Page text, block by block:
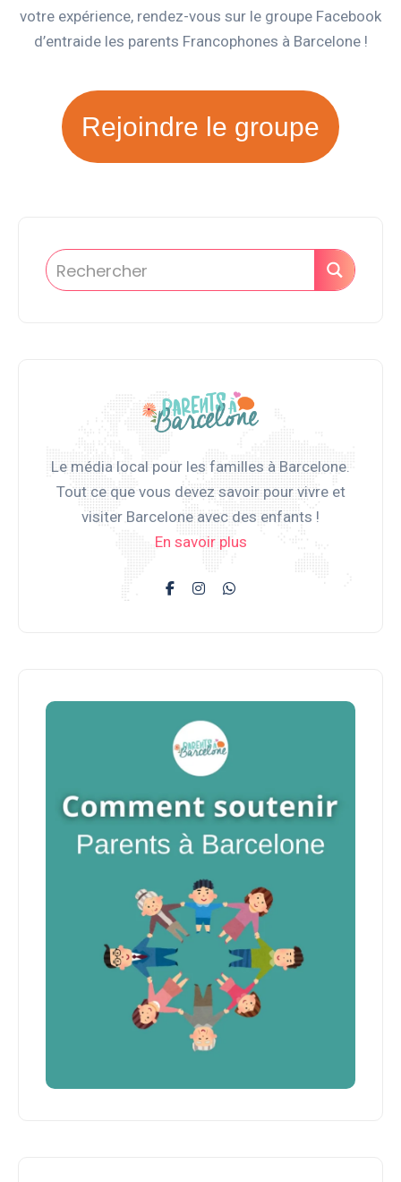
votre expérience, rendez-vous sur le groupe Facebook
d’entraide les parents Francophones à Barcelone !
Rejoindre le groupe
Le média local pour les familles à Barcelone.
Tout ce que vous devez savoir pour vivre et
visiter Barcelone avec des enfants !
En savoir plus